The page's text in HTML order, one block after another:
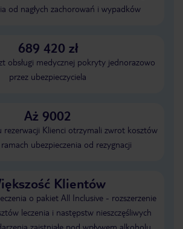
od nagłych zachorowań i wypadków
689 420 zł
obsługi medycznej pokryty jednorazowo
przez ubezpieczyciela
Aż 9002
Klienci otrzymali zwrot kosztów
ubezpieczenia od rezygnacji
Klientów
o pakiet All Inclusive - rozszerzenie
leczenia i następstw nieszczęśliwych
zaistniałe pod wpływem alkoholu